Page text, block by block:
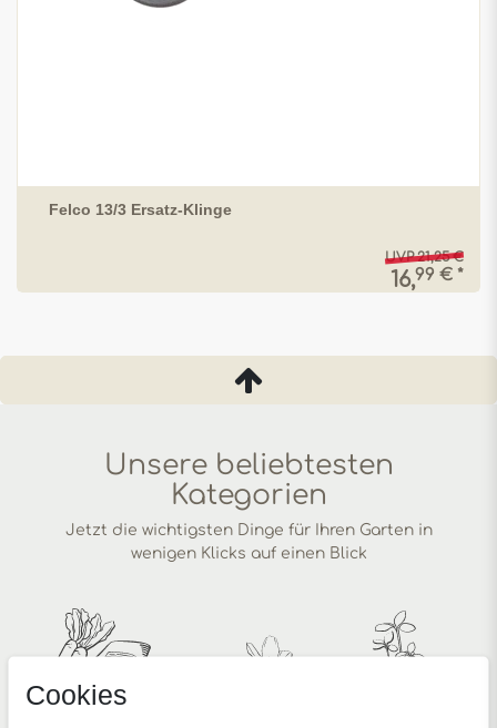
Felco 13/3 Ersatz-Klinge
UVP 21,25 €
16,99 € *
Unsere beliebtesten
Kategorien
Jetzt die wichtigsten Dinge für Ihren Garten in
wenigen Klicks auf einen Blick
Cookies